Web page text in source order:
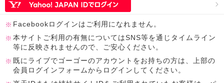
Facebookログインはご利用になれません。
本サイトご利用の有無についてはSNS等を通じタイムライン
等に反映されませんので、ご安心ください。
既にライブでゴーゴーのアカウントをお持ちの方は、上部の
会員ログインフォームからログインしてください。